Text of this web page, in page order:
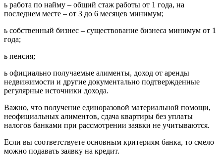
ь работа по найму – общий стаж работы от 1 года, на
последнем месте – от 3 до 6 месяцев минимум;
ь собственный бизнес – существование бизнеса минимум от 1
года;
ь пенсия;
ь официально получаемые алименты, доход от аренды
недвижимости и другие документально подтвержденные
регулярные источники дохода.
Важно, что получение единоразовой материальной помощи,
неофициальных алиментов, сдача квартиры без уплаты
налогов банками при рассмотрении заявки не учитываются.
Если вы соответствуете основным критериям банка, то смело
можно подавать заявку на кредит.